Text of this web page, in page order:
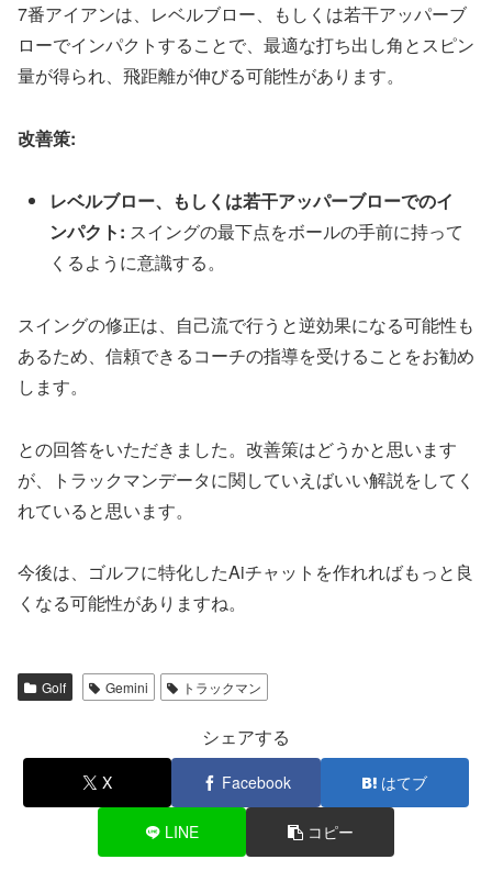
7番アイアンは、 レベルブロー、 も し く は若干アッパーブ
ローでイ ンパク トするこ とで、 最適な打ち出 し角とス ピン
量が得られ、 飛距離が伸びる可能性があり ます。
改善策:
レベルブロー、 も し く は若干アッパーブローでのイ
ンパク ト: スイ ングの最下点をボールの手前に持って
く るよ う に意識する。
スイ ングの修正は、 自己流で行う と逆効果になる可能性も
あるため、 信頼でき るコーチの指導を受けるこ と をお勧め
し ます。
との回答をいただきました。改善策はどうかと思います
が、トラックマンデータに関していえばいい解説をしてく
れていると思います。
今後は、ゴルフに特化したAiチャットを作れればもっと良
くなる可能性がありますね。
Golf Gemini トラックマン
シェアする
X Facebook はてブ
LINE コピー